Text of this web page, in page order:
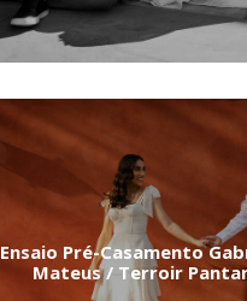
Ensaio Pré-Casamento
Mateus / Terroir